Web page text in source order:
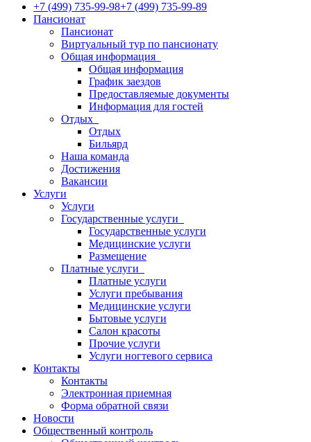
+7 (499) 735-99-98+7 (499) 735-99-89
Пансионат
Пансионат
Виртуальный тур по пансионату
Общая информация
Общая информация
График заездов
Предоставляемые документы
Информация для гостей
Отдых
Отдых
Бильярд
Наша команда
Достижения
Вакансии
Услуги
Услуги
Государственные услуги
Государственные услуги
Медицинские услуги
Размещение
Платные услуги
Платные услуги
Услуги пребывания
Медицинские услуги
Бытовые услуги
Салон красоты
Прочие услуги
Услуги ногтевого сервиса
Контакты
Контакты
Электронная приемная
Форма обратной связи
Новости
Общественный контроль